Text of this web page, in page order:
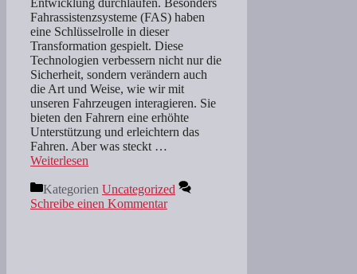
Entwicklung durchlaufen. Besonders
Fahrassistenzsysteme (FAS) haben
eine Schlüsselrolle in dieser
Transformation gespielt. Diese
Technologien verbessern nicht nur die
Sicherheit, sondern verändern auch
die Art und Weise, wie wir mit
unseren Fahrzeugen interagieren. Sie
bieten den Fahrern eine erhöhte
Unterstützung und erleichtern das
Fahren. Aber was steckt …
Weiterlesen
Kategorien Uncategorized
Schreibe einen Kommentar